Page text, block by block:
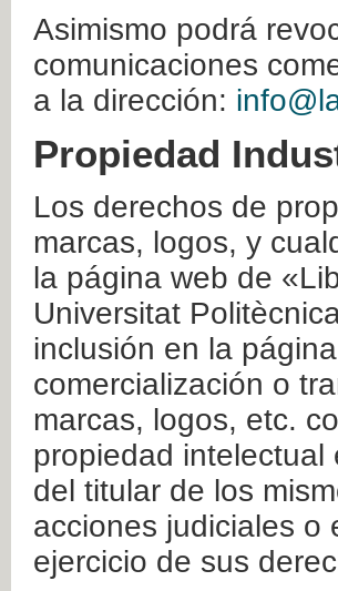
Asimismo podrá
comunicaciones
a la dirección:
Propiedad
Los derechos de
marcas, logos, y
la página web de
Universitat
inclusión en la
comercialización o
marcas, logos, etc.
propiedad intelectual
del titular de los
acciones judiciales o
ejercicio de sus